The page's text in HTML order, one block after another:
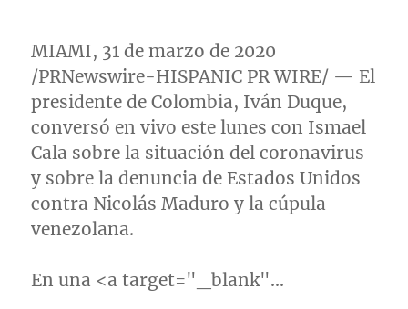
MIAMI, 31 de marzo de 2020
/PRNewswire-HISPANIC PR WIRE/ — El
presidente deColombia, Iván Duque,
conversó en vivo este lunes con Ismael
Cala sobre la situación del coronavirus
y sobre la denuncia de Estados Unidos
contra Nicolás Maduro y la cúpula
venezolana.
En una <a target="_blank"…